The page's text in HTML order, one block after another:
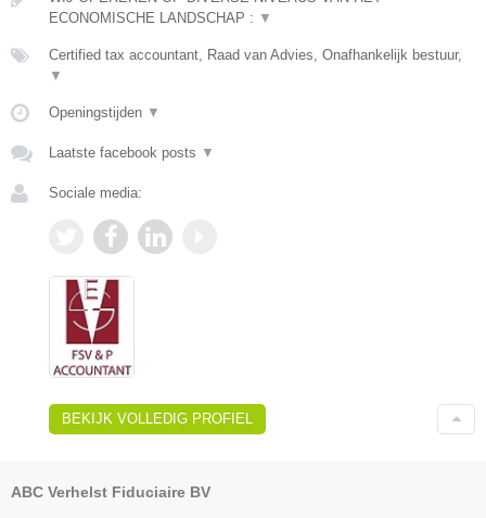
ECONOMISCHE LANDSCHAP : ▼
Certified tax accountant, Raad van Advies, Onafhankelijk bestuur,
▼
Openingstijden ▼
Laatste facebook posts ▼
Sociale media:
BEKIJK VOLLEDIG PROFIEL
ABC Verhelst Fiduciaire BV